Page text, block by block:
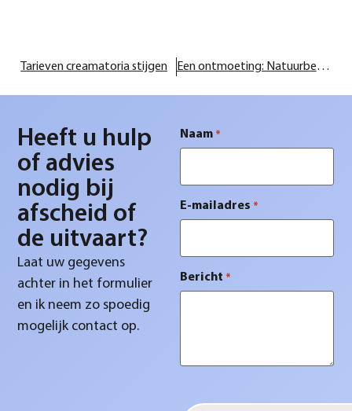
Tarieven creamatoria stijgen Een ontmoeting: Natuurbegraafplaats Zomerlanden
Heeft u hulp
of advies
nodig bij
afscheid of
de uitvaart?
Laat uw gegevens
achter in het formulier
en ik neem zo spoedig
mogelijk contact op.
Naam *
E-mailadres *
Bericht *